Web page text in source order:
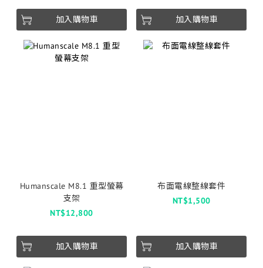
加入購物車 加入購物車
Humanscale M8.1 重型螢幕
支架
NT$12,800
加入購物車
布面電線整線套件
NT$1,500
加入購物車